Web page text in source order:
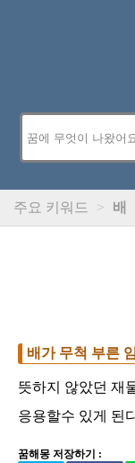
주요 키워드 > 배
배가 무척 부른
뜻하지 않았던 재
응용할수 있게 된
꿈해몽 저장하기 :